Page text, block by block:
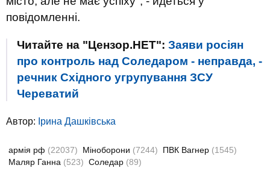
повідомленні.
Читайте на "Цензор.НЕТ": Заяви росіян
про контроль над Соледаром - неправда, -
речник Східного угрупування ЗСУ
Череватий
Автор: Ірина Дашківська
армія рф (22037) Міноборони (7244) ПВК Вагнер (1545)
Маляр Ганна (523) Соледар (89)